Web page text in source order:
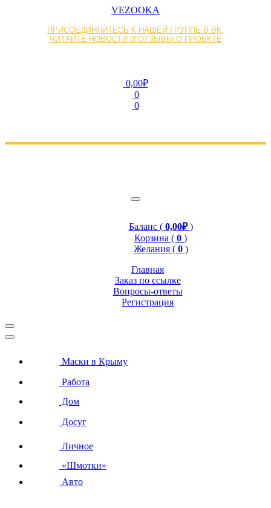
VEZOOKA
ПРИСОЕДИНЯЙТЕСЬ К НАШЕЙ ГРУППЕ В ВК,
ЧИТАЙТЕ НОВОСТИ И ОТЗЫВЫ О ПРОЕКТЕ
0,00₽
0
0
Баланс ( 0,00₽)
Корзина ( 0 )
Желания ( 0 )
Главная
Заказ по ссылке
Вопросы-ответы
Регистрация
Маски в Крыму
Работа
Дом
Досуг
Личное
«Шмотки»
Авто